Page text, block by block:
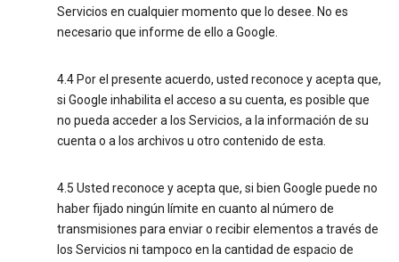
Servicios en cualquier momento que lo desee. No es
necesario que informe de ello a Google.
4.4 Por el presente acuerdo, usted reconoce y acepta que,
si Google inhabilita el acceso a su cuenta, es posible que
no pueda acceder a los Servicios, a la información de su
cuenta o a los archivos u otro contenido de esta.
4.5 Usted reconoce y acepta que, si bien Google puede no
haber fijado ningún límite en cuanto al número de
transmisiones para enviar o recibir elementos a través de
los Servicios ni tampoco en la cantidad de espacio de